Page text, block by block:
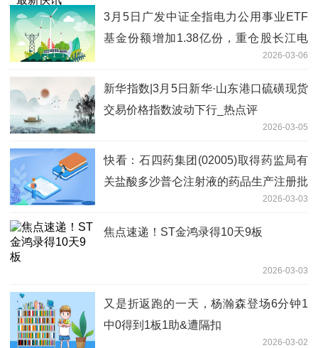
3月5日广发中证全指电力公用事业ETF
基金份额增加1.38亿份，重仓股长江电
2026-03-06
新华指数|3月5日新华·山东港口硫磺现货
交易价格指数波动下行_热点评
2026-03-05
快看：石四药集团(02005)取得药监局有
关盐酸多沙普仑注射液的药品生产注册批
2026-03-03
焦点速递！ST金鸿录得10天9板
2026-03-03
又是折返跑的一天，杨瀚森登场6分钟1
中0得到1板1助&遭隔扣
2026-03-02